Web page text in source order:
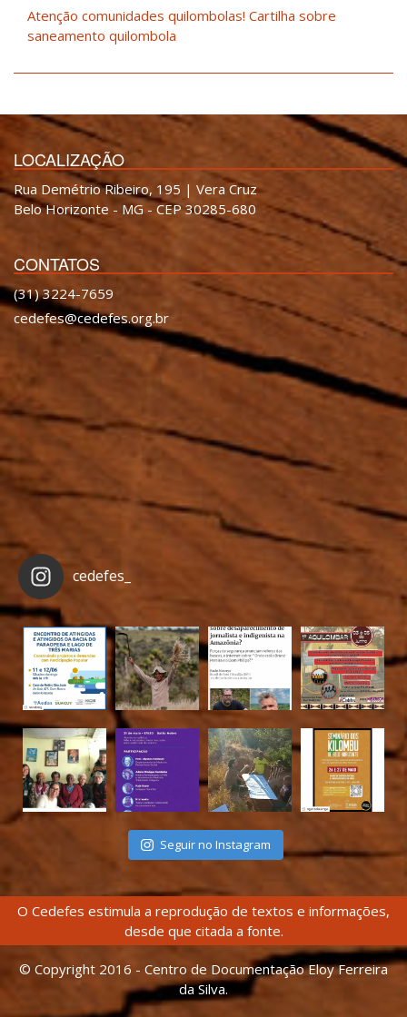
Atenção comunidades quilombolas! Cartilha sobre
saneamento quilombola
LOCALIZAÇÃO
Rua Demétrio Ribeiro, 195 | Vera Cruz
Belo Horizonte - MG - CEP 30285-680
CONTATOS
(31) 3224-7659
cedefes@cedefes.org.br
cedefes_
Seguir no Instagram
O Cedefes estimula a reprodução de textos e informações,
desde que citada a fonte.
© Copyright 2016 - Centro de Documentação Eloy Ferreira
da Silva.